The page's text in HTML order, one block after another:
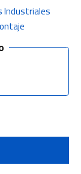
Industriales